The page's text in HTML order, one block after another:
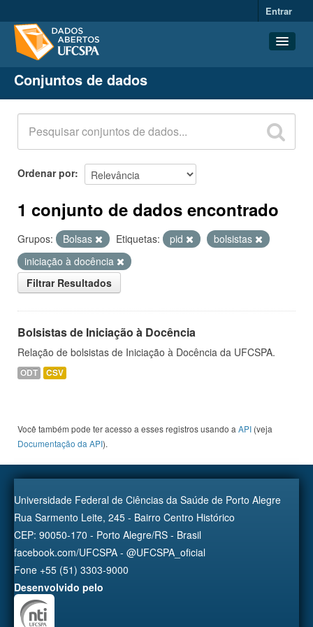
Entrar
Conjuntos de dados
Organizações
Grupos
Sobre
Conjuntos de dados
Ordenar por
1 conjunto de dados encontrado
Grupos: Bolsas Etiquetas: pid
bolsistas
iniciação à docência
Filtrar Resultados
Bolsistas de Iniciação à Docência
Relação de bolsistas de Iniciação à Docência da UFCSPA.
ODT CSV
Você também pode ter acesso a esses registros usando a API (veja
Documentação da API).
Universidade Federal de Ciências da Saúde de Porto Alegre
Rua Sarmento Leite, 245 - Bairro Centro Histórico
CEP: 90050-170 - Porto Alegre/RS - Brasil
facebook.com/UFCSPA - @UFCSPA_oficial
Fone +55 (51) 3303-9000
Desenvolvido pelo